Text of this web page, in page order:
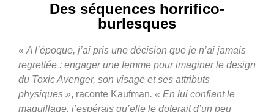
Des séquences horrifico-
burlesques
« A l’époque, j’ai pris une décision que je n’ai jamais
regrettée : engager une femme pour imaginer le design
du Toxic Avenger, son visage et ses attributs
physiques », raconte Kaufman. « En lui confiant le
maquillage, j’espérais qu’elle le doterait d’un peu